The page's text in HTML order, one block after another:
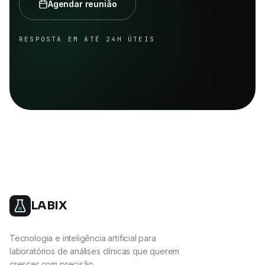
Agendar reunião
RESPOSTA EM ATÉ 24H ÚTEIS
LABIX
Tecnologia e inteligência artificial para
laboratórios de análises clínicas que querem